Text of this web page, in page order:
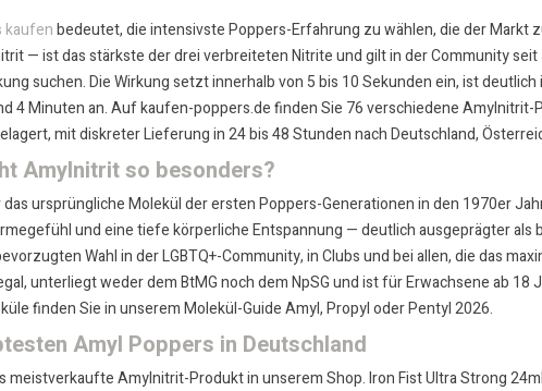
kaufenbedeutet, die intensivste Poppers-Erfahrung zu wählen, die der Markt
— ist das stärkste der drei verbreiteten Nitrite und gilt in der Community
suchen. Die Wirkung setzt innerhalb von 5 bis 10 Sekunden ein, ist
4 Minuten an. Auf kaufen-poppers.de finden Sie 76 verschiedene
mit diskreter Lieferung in 24 bis 48 Stunden nach Deutschland,
Amylnitrit so besonders?
ursprüngliche Molekül der ersten Poppers-Generationen in den 1970er
und eine tiefe körperliche Entspannung — deutlich ausgeprägter als
Wahl in der LGBTQ+-Community, in Clubs und bei allen, die das
unterliegt weder dem BtMG noch dem NpSG und ist für Erwachsene ab
finden Sie in unseremMolekül-Guide Amyl, Propyl oder Pentyl 2026.
Amyl Poppers in Deutschland
meistverkaufte Amylnitrit-Produkt in unserem Shop. Iron Fist Ultra Strong